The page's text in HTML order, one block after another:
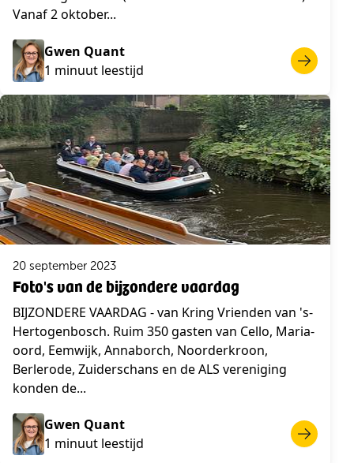
Vanaf 2 oktober...
Gwen Quant
1 minuut leestijd
20 september 2023
Foto's van de bijzondere vaardag
BIJZONDERE VAARDAG - van Kring Vrienden van 's-
Hertogenbosch. Ruim 350 gasten van Cello, Maria-
oord, Eemwijk, Annaborch, Noorderkroon,
Berlerode, Zuiderschans en de ALS vereniging
konden de...
Gwen Quant
1 minuut leestijd